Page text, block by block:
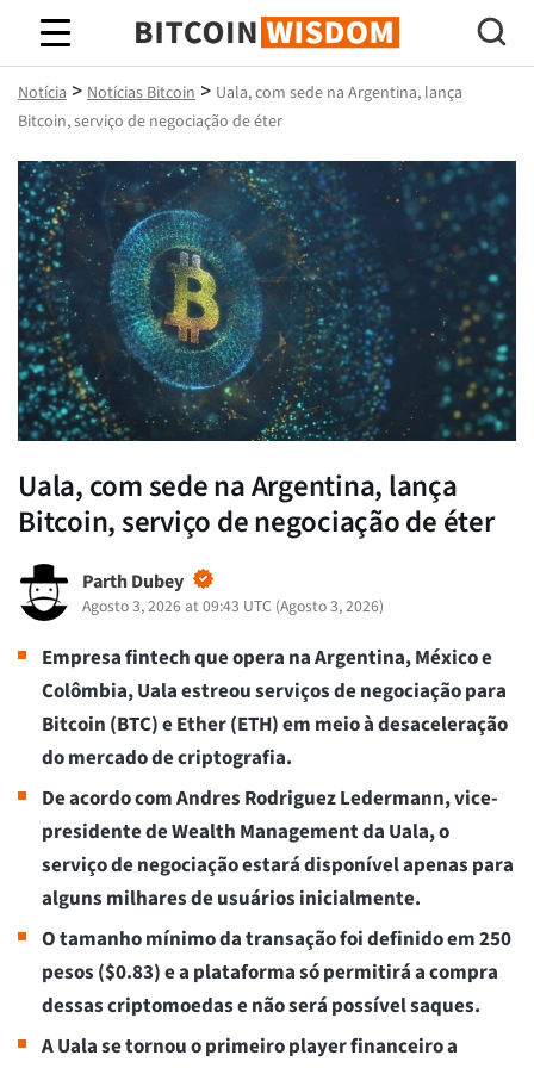
Sabedoria do Bitcoin
Notícia > Notícias Bitcoin > Uala, com sede na Argentina, lança
Bitcoin, serviço de negociação de éter
Uala, com sede na Argentina, lança
Bitcoin, serviço de negociação de éter
Parth Dubey
Agosto 3, 2026 at 09:43 UTC (Agosto 3, 2026)
Empresa fintech que opera na Argentina, México e
Colômbia, Uala estreou serviços de negociação para
Bitcoin (BTC) e Ether (ETH) em meio à desaceleração
do mercado de criptografia.
De acordo com Andres Rodriguez Ledermann, vice-
presidente de Wealth Management da Uala, o
serviço de negociação estará disponível apenas para
alguns milhares de usuários inicialmente.
O tamanho mínimo da transação foi definido em 250
pesos ($0.83) e a plataforma só permitirá a compra
dessas criptomoedas e não será possível saques.
A Uala se tornou o primeiro player financeiro a